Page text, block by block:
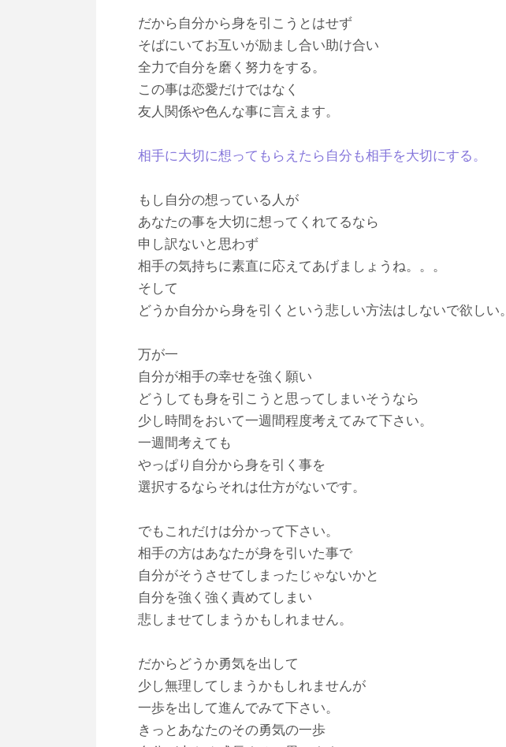
だから自分から身を引こうとはせず
そばにいてお互いが励まし合い助け合い
全力で自分を磨く努力をする。
この事は恋愛だけではなく
友人関係や色んな事に言えます。
相手に大切に想ってもらえたら自分も相手を大切にする。
もし自分の想っている人が
あなたの事を大切に想ってくれてるなら
申し訳ないと思わず
相手の気持ちに素直に応えてあげましょうね。。。
そして
どうか自分から身を引くという悲しい方法はしないで欲しい。
万が一
自分が相手の幸せを強く願い
どうしても身を引こうと思ってしまいそうなら
少し時間をおいて一週間程度考えてみて下さい。
一週間考えても
やっぱり自分から身を引く事を
選択するならそれは仕方がないです。
でもこれだけは分かって下さい。
相手の方はあなたが身を引いた事で
自分がそうさせてしまったじゃないかと
自分を強く強く責めてしまい
悲しませてしまうかもしれません。
だからどうか勇気を出して
少し無理してしまうかもしれませんが
一歩を出して進んでみて下さい。
きっとあなたのその勇気の一歩